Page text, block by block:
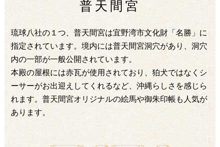
普天間宮
琉球八社の１つ、普天間宮は宜野湾市文化財「名勝」に
指定されています。境内には普天間宮洞穴があり、洞穴
内の一部が一般公開されています。
本殿の屋根には赤瓦が使用されており、狛犬ではなくシ
ーサーがお出迎えしてくれるなど、沖縄らしさを感じら
れます。普天間宮オリジナルの絵馬や御朱印帳も人気が
あります。